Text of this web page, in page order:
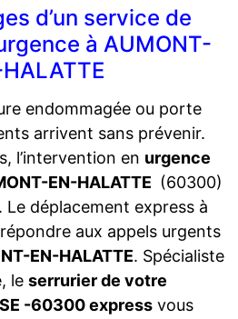
d’un service de
à AUMONT-
endommagée ou porte
arrivent sans prévenir.
l’intervention en urgence
EN-HALATTE (60300)
Le déplacement express à
aux appels urgents
EN-HALATTE. Spécialiste
le serrurier de votre
-60300 express vous